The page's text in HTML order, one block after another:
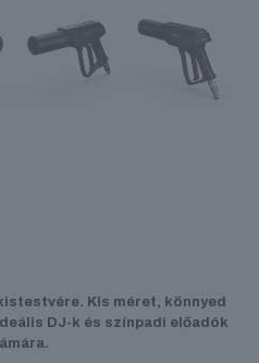
Kis méret, könnyed
DJ-k és színpadi előadók